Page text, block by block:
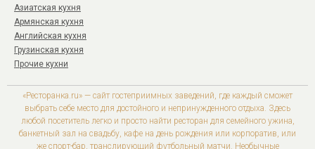
Азиатская кухня
Армянская кухня
Английская кухня
Грузинская кухня
Прочие кухни
«Ресторанка.ru» — сайт гостеприимных заведений, где каждый сможет
выбрать себе место для достойного и непринужденного отдыха. Здесь
любой посетитель легко и просто найти ресторан для семейного ужина,
банкетный зал на свадьбу, кафе на день рождения или корпоратив, или
же спорт-бар, транслирующий футбольный матчи. Необычные